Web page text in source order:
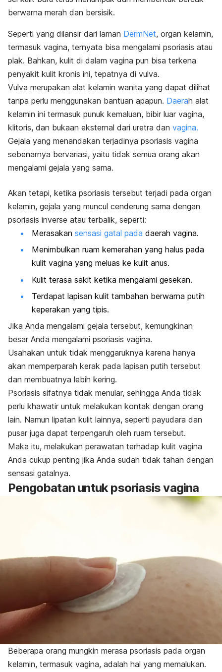
berwarna merah dan bersisik.
Seperti yang dilansir dari laman DermNet, organ kelamin,
termasuk vagina, ternyata bisa mengalami psoriasis atau
plak. Bahkan, kulit di dalam vagina pun bisa terkena
penyakit kulit kronis ini, tepatnya di vulva.
Vulva merupakan alat kelamin wanita yang dapat dilihat
tanpa perlu menggunakan bantuan apapun. Daerah alat
kelamin ini termasuk punuk kemaluan, bibir luar vagina,
klitoris, dan bukaan eksternal dari uretra dan vagina.
Gejala yang menandakan terjadinya psoriasis vagina
sebenarnya bervariasi, yaitu tidak semua orang akan
mengalami gejala yang sama.
Akan tetapi, ketika psoriasis tersebut terjadi pada organ
kelamin, gejala yang muncul cenderung sama dengan
psoriasis inverse atau terbalik, seperti:
Merasakan sensasi gatal pada daerah vagina.
Menimbulkan ruam kemerahan yang halus pada
kulit vagina yang meluas ke kulit anus.
Kulit terasa sakit ketika mengalami gesekan.
Terdapat lapisan kulit tambahan berwarna putih
keperakan yang tipis.
Jika Anda mengalami gejala tersebut, kemungkinan
besar Anda mengalami psoriasis vagina.
Usahakan untuk tidak menggaruknya karena hanya
akan memperparah kerak pada lapisan putih tersebut
dan membuatnya lebih kering.
Psoriasis sifatnya tidak menular, sehingga Anda tidak
perlu khawatir untuk melakukan kontak dengan orang
lain. Namun lipatan kulit lainnya, seperti payudara dan
pusar juga dapat terpengaruh oleh ruam tersebut.
Maka itu, melakukan perawatan terhadap kulit vagina
Anda cukup penting jika Anda sudah tidak tahan dengan
sensasi gatalnya.
Pengobatan untuk psoriasis vagina
Beberapa orang mungkin merasa psoriasis pada organ
kelamin, termasuk vagina, adalah hal yang memalukan.